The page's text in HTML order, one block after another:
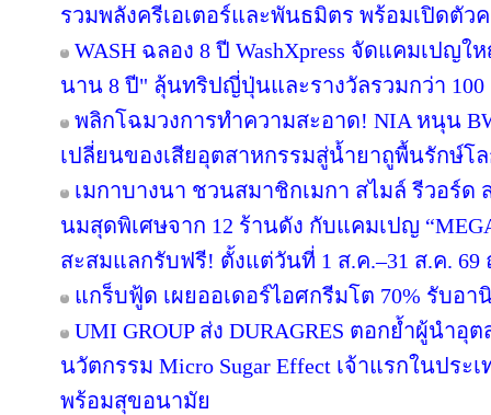
รวมพลังครีเอเตอร์และพันธมิตร พร้อมเปิดตัว
WASH ฉลอง 8 ปี WashXpress จัดแคมเปญ
นาน 8 ปี" ลุ้นทริปญี่ปุ่นและรางวัลรวมกว่า 100
พลิกโฉมวงการทำความสะอาด! NIA หนุน
เปลี่ยนของเสียอุตสาหกรรมสู่น้ำยาถูพื้นรักษ์โ
เมกาบางนา ชวนสมาชิกเมกา สไมล์ รีวอร์ด
นมสุดพิเศษจาก 12 ร้านดัง กับแคมเปญ
สะสมแลกรับฟรี! ตั้งแต่วันที่ 1 ส.ค.–31 ส.ค.
แกร็บฟู้ด เผยออเดอร์ไอศกรีมโต 70% รับอา
UMI GROUP ส่ง DURAGRES ตอกย้ำผู้นำอุ
นวัตกรรม Micro Sugar Effect เจ้าแรกในปร
พร้อมสุขอนามัย